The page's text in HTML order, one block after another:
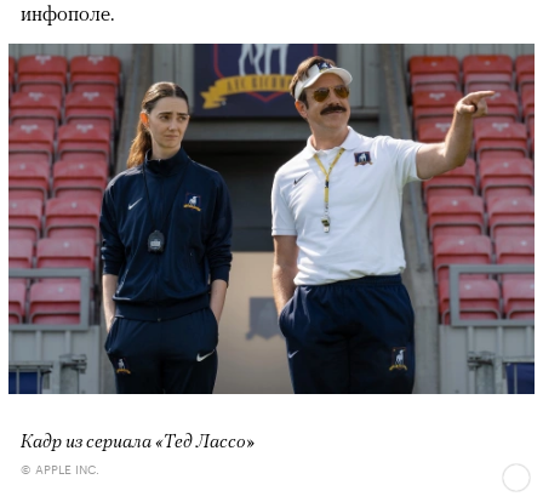
инфополе.
Кадр из сериала «Тед Лассо»
© APPLE INC.